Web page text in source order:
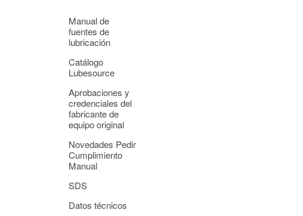
Manual de
fuentes de
lubricación
Catálogo
Lubesource
Aprobaciones y
credenciales del
fabricante de
equipo original
Novedades Pedir
Cumplimiento
Manual
SDS
Datos técnicos